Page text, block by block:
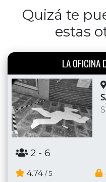
Quizá te
estas
LA OFICINA
2 - 6
4.74 / 5